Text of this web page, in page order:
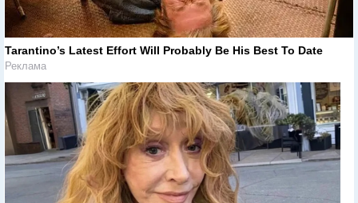
Tarantino’s Latest Effort Will Probably Be His Best To Date
Реклама